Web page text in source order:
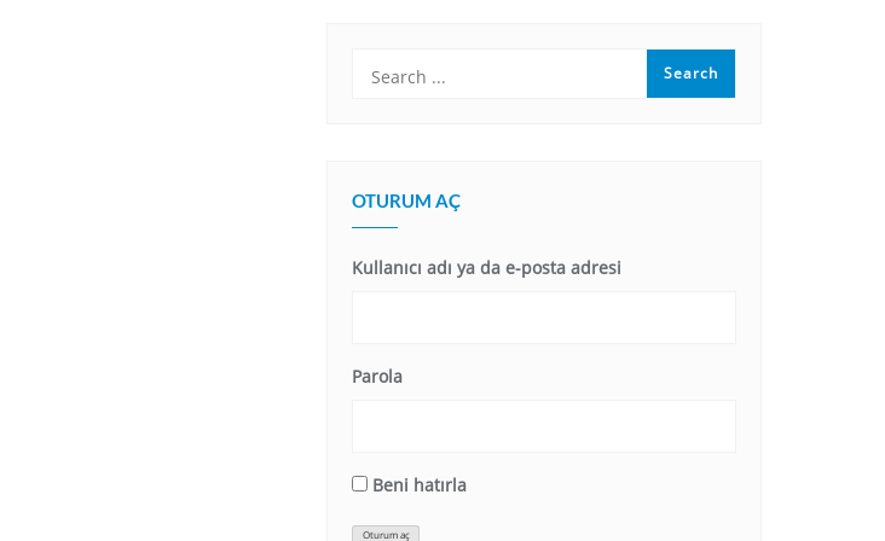
OTURUM AÇ
Kullanıcı adı ya da e-posta adresi
Parola
Beni hatırla
Oturum aç